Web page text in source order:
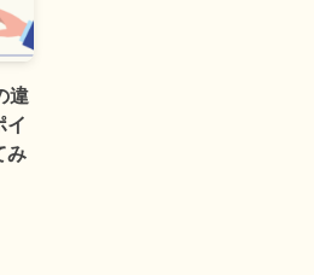
違
イ
み